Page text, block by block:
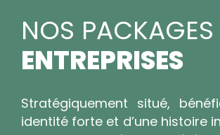
NOS PACKAGES
ENTREPRISES
Stratégiquement situé,
identité forte et d’une histoire